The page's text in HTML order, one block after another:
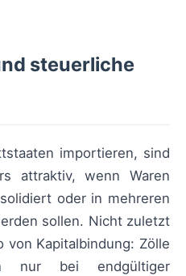
steuerliche
importieren, sind
attraktiv, wenn Waren
oder in mehreren
sollen. Nicht zuletzt
von Kapitalbindung: Zölle
nur bei endgültiger